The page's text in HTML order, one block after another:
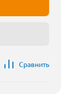
Сравнить